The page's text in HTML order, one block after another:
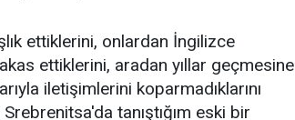
ettiklerini, onlardan İngilizce
ettiklerini, aradan yıllar geçmesine
iletişimlerini koparmadıklarını
tanıştığım eski bir